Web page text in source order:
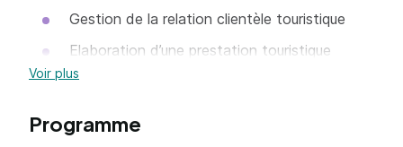
Gestion de la relation clientèle touristique
Elaboration d’une prestation touristique
Gestion de l’information touristique
Voir plus
Programme